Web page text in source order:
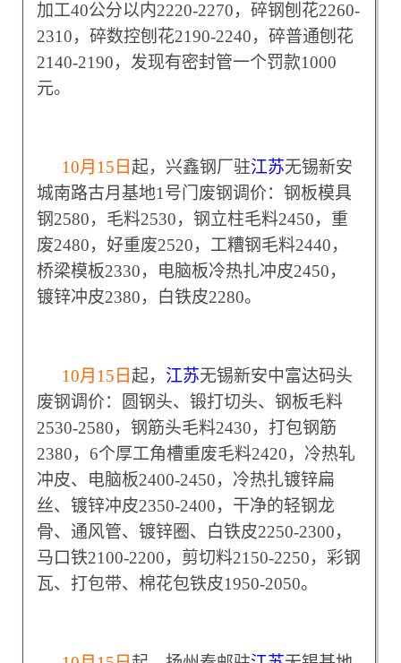
加工40公分以内2220-2270，碎钢刨花2260-
2310，碎数控刨花2190-2240，碎普通刨花
2140-2190，发现有密封管一个罚款1000
元。
10月15日 起，兴鑫钢厂驻江苏无锡新安
城南路古月基地1号门废钢调价：钢板模具
钢2580，毛料2530，钢立柱毛料2450，重
废2480，好重废2520，工糟钢毛料2440，
桥梁模板2330，电脑板冷热扎冲皮2450，
镀锌冲皮2380，白铁皮2280。
10月15日 起， 江苏无锡新安中富达码头
废钢调价：圆钢头、锻打切头、钢板毛料
2530-2580，钢筋头毛料2430，打包钢筋
2380，6个厚工角槽重废毛料2420，冷热轧
冲皮、电脑板2400-2450，冷热扎镀锌扁
丝、镀锌冲皮2350-2400，干净的轻钢龙
骨、通风管、镀锌圈、白铁皮2250-2300，
马口铁2100-2200，剪切料2150-2250，彩钢
瓦、打包带、棉花包铁皮1950-2050。